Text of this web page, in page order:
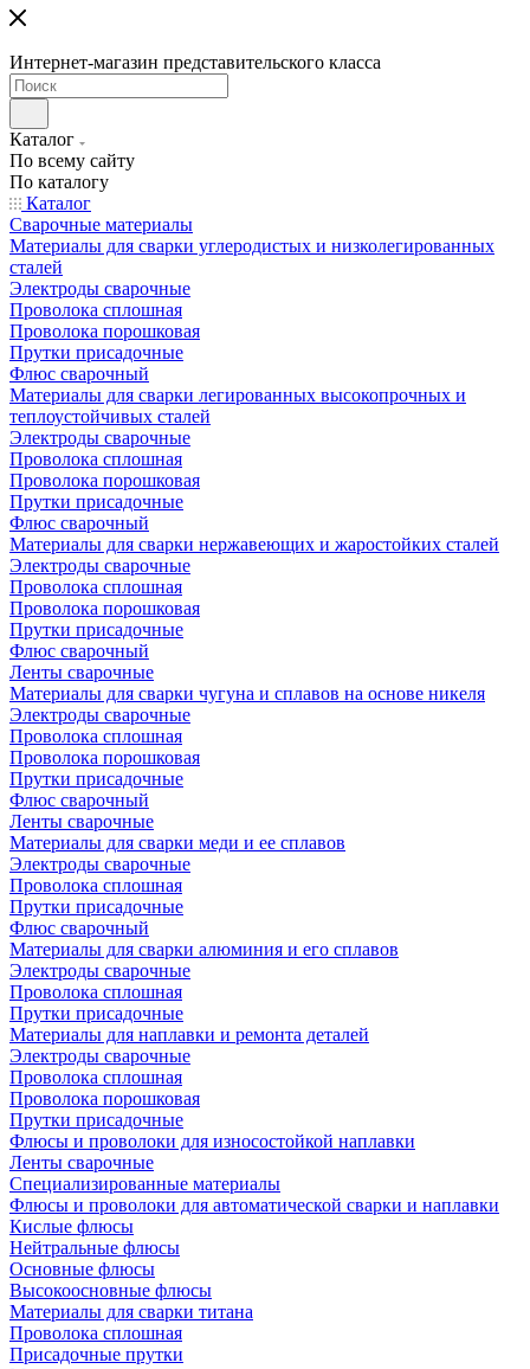
Интернет-магазин представительского класса
Каталог
По всему сайту
По каталогу
Каталог
Сварочные материалы
Материалы для сварки углеродистых и низколегированных
сталей
Электроды сварочные
Проволока сплошная
Проволока порошковая
Прутки присадочные
Флюс сварочный
Материалы для сварки легированных высокопрочных и
теплоустойчивых сталей
Электроды сварочные
Проволока сплошная
Проволока порошковая
Прутки присадочные
Флюс сварочный
Материалы для сварки нержавеющих и жаростойких сталей
Электроды сварочные
Проволока сплошная
Проволока порошковая
Прутки присадочные
Флюс сварочный
Ленты сварочные
Материалы для сварки чугуна и сплавов на основе никеля
Электроды сварочные
Проволока сплошная
Проволока порошковая
Прутки присадочные
Флюс сварочный
Ленты сварочные
Материалы для сварки меди и ее сплавов
Электроды сварочные
Проволока сплошная
Прутки присадочные
Флюс сварочный
Материалы для сварки алюминия и его сплавов
Электроды сварочные
Проволока сплошная
Прутки присадочные
Материалы для наплавки и ремонта деталей
Электроды сварочные
Проволока сплошная
Проволока порошковая
Прутки присадочные
Флюсы и проволоки для износостойкой наплавки
Ленты сварочные
Специализированные материалы
Флюсы и проволоки для автоматической сварки и наплавки
Кислые флюсы
Нейтральные флюсы
Основные флюсы
Высокоосновные флюсы
Материалы для сварки титана
Проволока сплошная
Присадочные прутки